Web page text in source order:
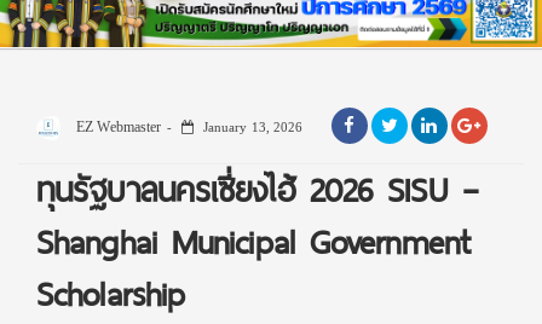
EZ Webmaster January 13, 2026
ทุนรัฐบาลนครเซี่ยงไฮ้ 2026 SISU –
Shanghai Municipal Government
Scholarship